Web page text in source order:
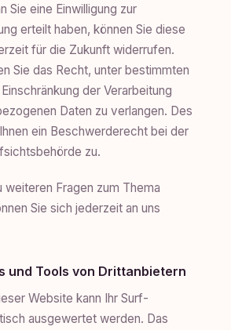
Sie eine Einwilligung zur
erteilt haben, können Sie diese
für die Zukunft widerrufen.
Sie das Recht, unter bestimmten
der Verarbeitung
Daten zu verlangen. Des
ein Beschwerderecht bei der
zu.
weiteren Fragen zum Thema
Sie sich jederzeit an uns
und Tools von Drittanbietern
Website kann Ihr Surf-
ausgewertet werden. Das